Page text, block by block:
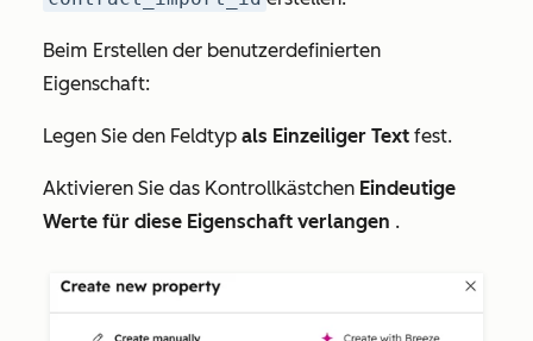
Beim Erstellen der benutzerdefinierten
Eigenschaft:
Legen Sie den Feldtyp als Einzeiliger Text fest.
Aktivieren Sie das Kontrollkästchen Eindeutige
Werte für diese Eigenschaft verlangen .